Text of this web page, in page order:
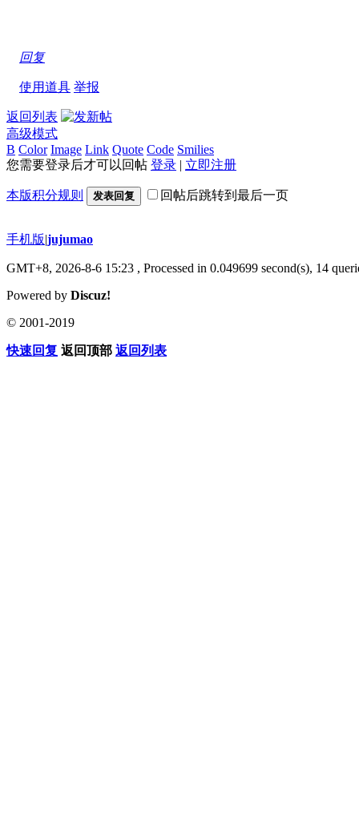
回复
使用道具 举报
返回列表
高级模式
B Color Image Link Quote Code Smilies
您需要登录后才可以回帖 登录 | 立即注册
本版积分规则 发表回复 回帖后跳转到最后一页
手机版|jujumao
GMT+8, 2026-8-6 15:23 , Processed in 0.049699 second(s), 14
Powered by Discuz!
© 2001-2019
快速回复 返回顶部 返回列表